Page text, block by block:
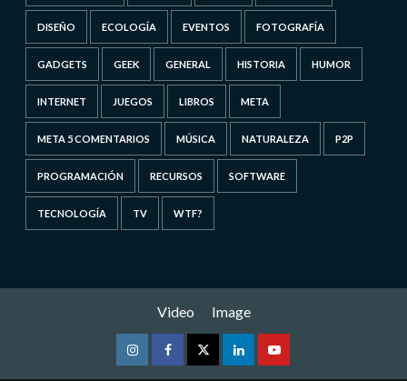
DISEÑO ECOLOGÍA EVENTOS FOTOGRAFÍA
GADGETS GEEK GENERAL HISTORIA HUMOR
INTERNET JUEGOS LIBROS META
META 5 COMENTARIOS MÚSICA NATURALEZA P2P
PROGRAMACIÓN RECURSOS SOFTWARE
TECNOLOGÍA TV WTF?
Video Image
InstagramFacebookTwitterLinkedinYoutube